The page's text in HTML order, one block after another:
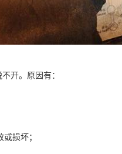
开。原因有：
损坏；